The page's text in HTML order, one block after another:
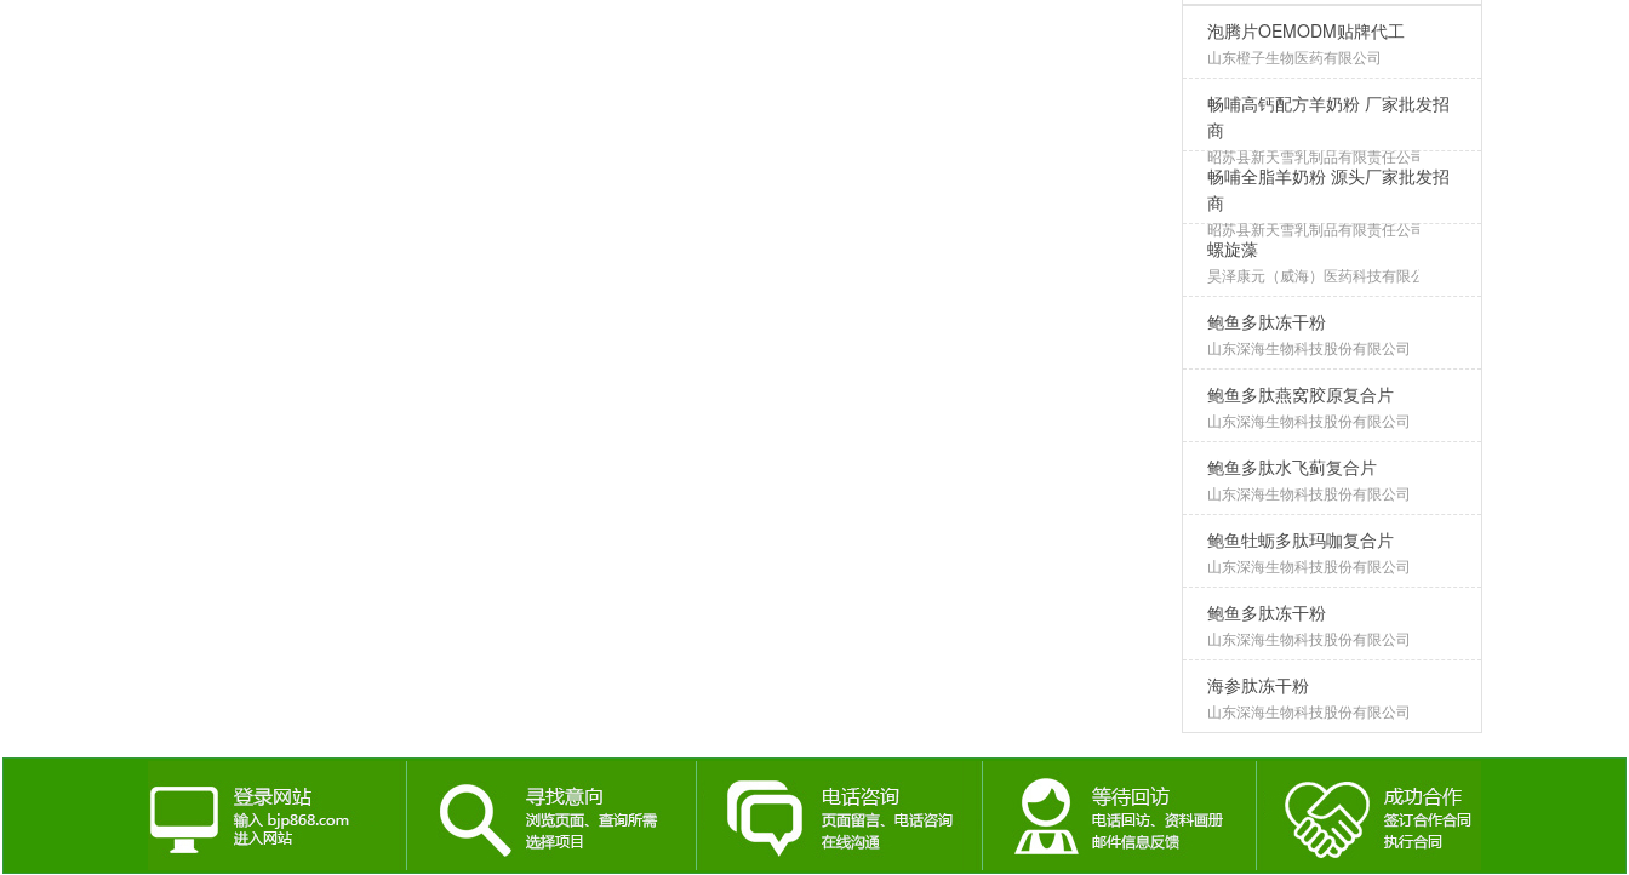
泡腾片OEMODM贴牌代工
山东橙子生物医药有限公司
畅哺高钙配方羊奶粉 厂家批发招
商
昭苏县新天雪乳制品有限责任公司
畅哺全脂羊奶粉 源头厂家批发招
商
昭苏县新天雪乳制品有限责任公司
螺旋藻
昊泽康元（威海）医药科技有限公司
鲍鱼多肽冻干粉
山东深海生物科技股份有限公司
鲍鱼多肽燕窝胶原复合片
山东深海生物科技股份有限公司
鲍鱼多肽水飞蓟复合片
山东深海生物科技股份有限公司
鲍鱼牡蛎多肽玛咖复合片
山东深海生物科技股份有限公司
鲍鱼多肽冻干粉
山东深海生物科技股份有限公司
海参肽冻干粉
山东深海生物科技股份有限公司